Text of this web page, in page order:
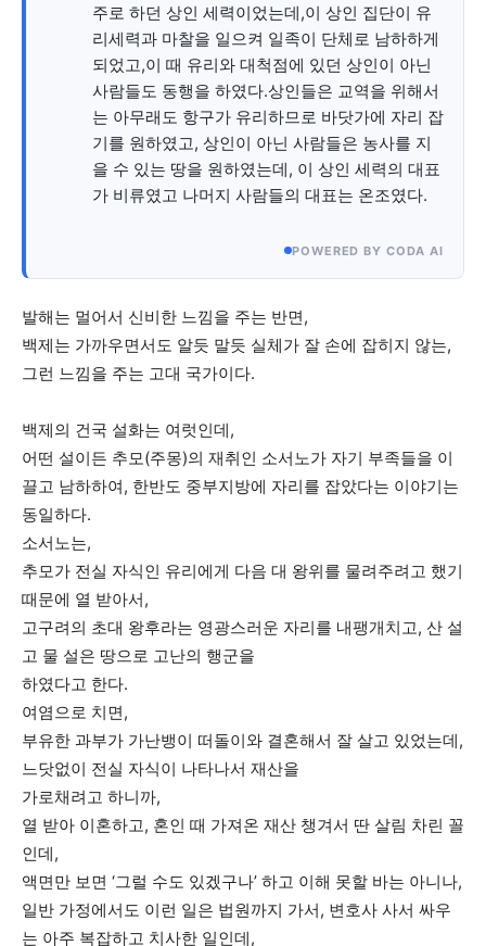
주로 하던 상인 세력이었는데,이 상인 집단이 유
리세력과 마찰을 일으켜 일족이 단체로 남하하게
되었고,이 때 유리와 대척점에 있던 상인이 아닌
사람들도 동행을 하였다.상인들은 교역을 위해서
는 아무래도 항구가 유리하므로 바닷가에 자리 잡
기를 원하였고, 상인이 아닌 사람들은 농사를 지
을 수 있는 땅을 원하였는데, 이 상인 세력의 대표
가 비류였고 나머지 사람들의 대표는 온조였다.
POWERED BY CODA AI
발해는 멀어서 신비한 느낌을 주는 반면,
백제는 가까우면서도 알듯 말듯 실체가 잘 손에 잡히지 않는,
그런 느낌을 주는 고대 국가이다.
백제의 건국 설화는 여럿인데,
어떤 설이든 추모(주몽)의 재취인 소서노가 자기 부족들을 이
끌고 남하하여, 한반도 중부지방에 자리를 잡았다는 이야기는
동일하다.
소서노는,
추모가 전실 자식인 유리에게 다음 대 왕위를 물려주려고 했기
때문에 열 받아서,
고구려의 초대 왕후라는 영광스러운 자리를 내팽개치고, 산 설
고 물 설은 땅으로 고난의 행군을
하였다고 한다.
여염으로 치면,
부유한 과부가 가난뱅이 떠돌이와 결혼해서 잘 살고 있었는데,
느닷없이 전실 자식이 나타나서 재산을
가로채려고 하니까,
열 받아 이혼하고, 혼인 때 가져온 재산 챙겨서 딴 살림 차린 꼴
인데,
액면만 보면 ‘그럴 수도 있겠구나’ 하고 이해 못할 바는 아니나,
일반 가정에서도 이런 일은 법원까지 가서, 변호사 사서 싸우
는 아주 복잡하고 치사한 일인데,